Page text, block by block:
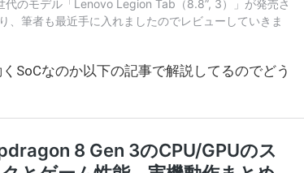
SoCなのか以下の記事で解説してるのでどう